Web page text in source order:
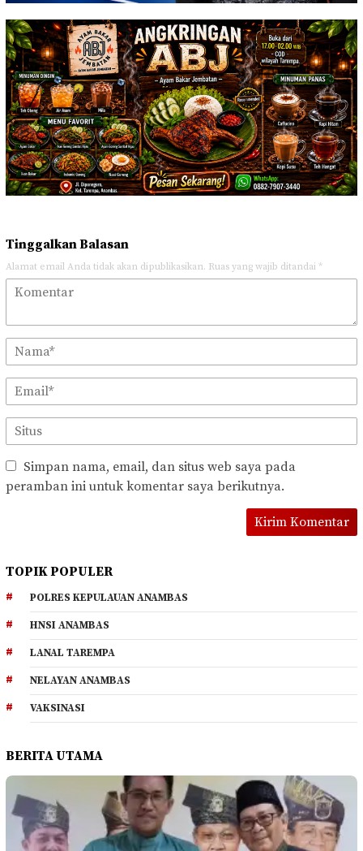
Tinggalkan Balasan
Alamat email Anda tidak akan dipublikasikan. Ruas yang wajib ditandai *
Simpan nama, email, dan situs web saya pada
peramban ini untuk komentar saya berikutnya.
TOPIK POPULER
POLRES KEPULAUAN ANAMBAS
HNSI ANAMBAS
LANAL TAREMPA
NELAYAN ANAMBAS
VAKSINASI
BERITA UTAMA